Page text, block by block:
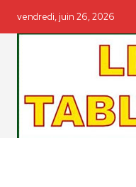
vendredi, juin 26, 2026